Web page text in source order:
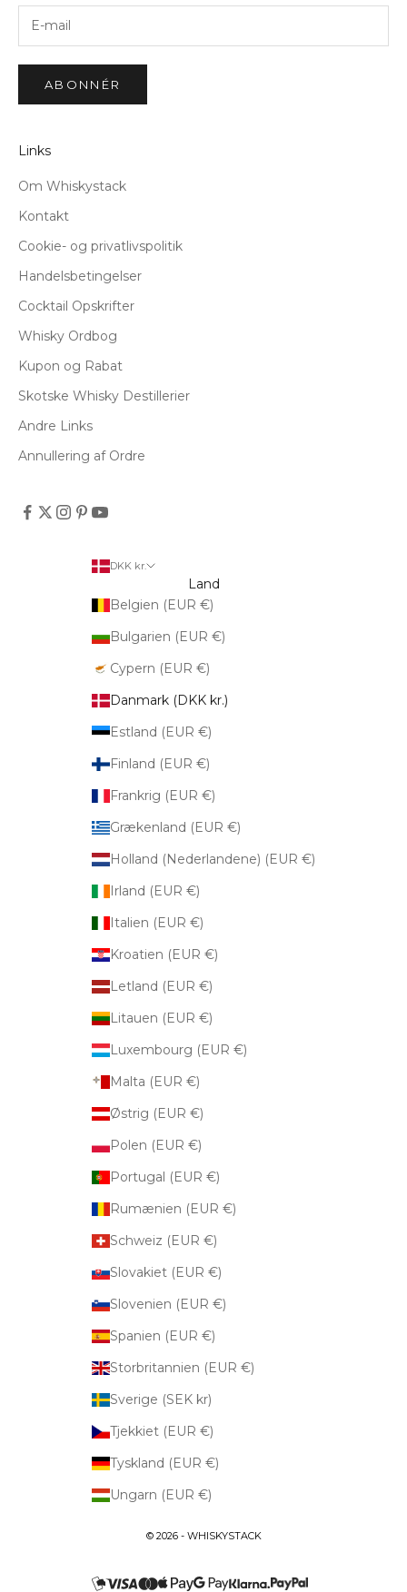
ABONNÉR
Links
Om Whiskystack
Kontakt
Cookie- og privatlivspolitik
Handelsbetingelser
Cocktail Opskrifter
Whisky Ordbog
Kupon og Rabat
Skotske Whisky Destillerier
Andre Links
Annullering af Ordre
DKK kr.
Land
Belgien (EUR €)
Bulgarien (EUR €)
Cypern (EUR €)
Danmark (DKK kr.)
Estland (EUR €)
Finland (EUR €)
Frankrig (EUR €)
Grækenland (EUR €)
Holland (Nederlandene) (EUR €)
Irland (EUR €)
Italien (EUR €)
Kroatien (EUR €)
Letland (EUR €)
Litauen (EUR €)
Luxembourg (EUR €)
Malta (EUR €)
Østrig (EUR €)
Polen (EUR €)
Portugal (EUR €)
Rumænien (EUR €)
Schweiz (EUR €)
Slovakiet (EUR €)
Slovenien (EUR €)
Spanien (EUR €)
Storbritannien (EUR €)
Sverige (SEK kr)
Tjekkiet (EUR €)
Tyskland (EUR €)
Ungarn (EUR €)
© 2026 - WHISKYSTACK